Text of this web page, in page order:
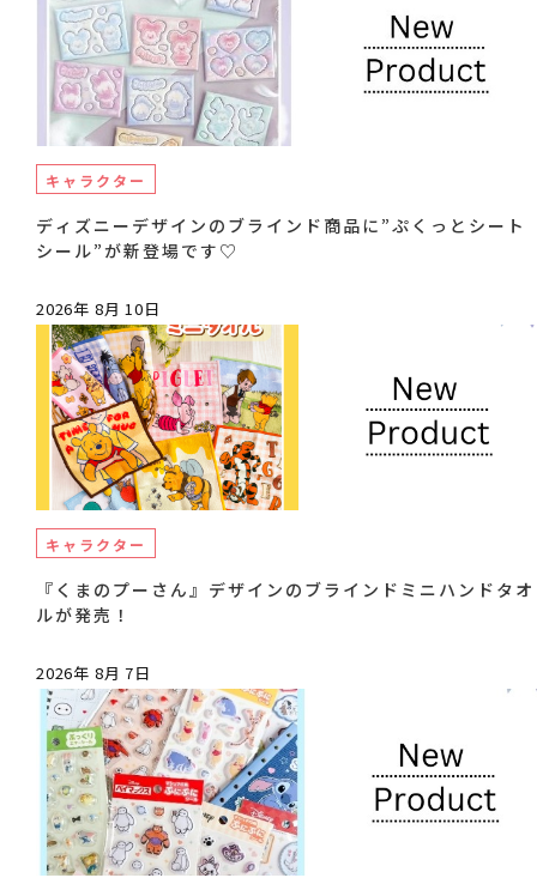
キャラクター
ディズニーデザインのブラインド商品に”ぷくっとシート
シール”が新登場です♡
2026年 8月 10日
キャラクター
『くまのプーさん』デザインのブラインドミニハンドタオ
ルが発売！
2026年 8月 7日